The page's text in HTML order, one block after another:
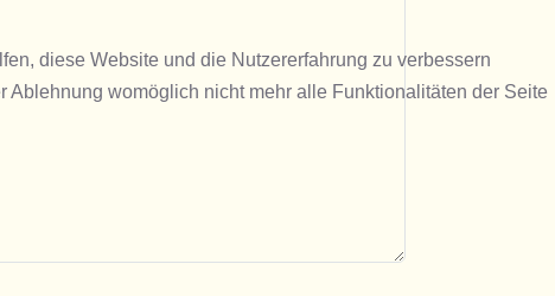
diese Website und die Nutzererfahrung zu verbessern
womöglich nicht mehr alle Funktionalitäten der Seite